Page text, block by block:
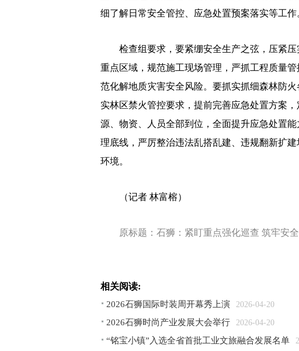
细了解日常安全管控、应急处置预案落实等工作
检查组要求，要紧绷安全生产之弦，压紧压
重点区域，规范施工现场管理，严抓工程质量
范化解地质灾害安全风险。要抓实抓细森林防
实林区禁火管控要求，提前完善应急处置方案
源、物资、人员全部到位，全面提升应急处置
理底线，严厉整治违法乱搭乱建、违规翻新扩
环境。
（记者 林富榕）
原标题：石狮：紧盯重点强化巡查 筑牢安
相关阅读:
2026石狮国际时装周开幕秀上演 2026-04-20
2026石狮时尚产业发展大会举行 2026-04-20
“铭宝小镇”入选全省首批工业文旅融合发展名单